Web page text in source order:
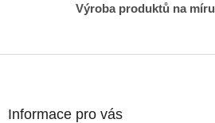
u
Výroba produktů na míru
Informace pro vás